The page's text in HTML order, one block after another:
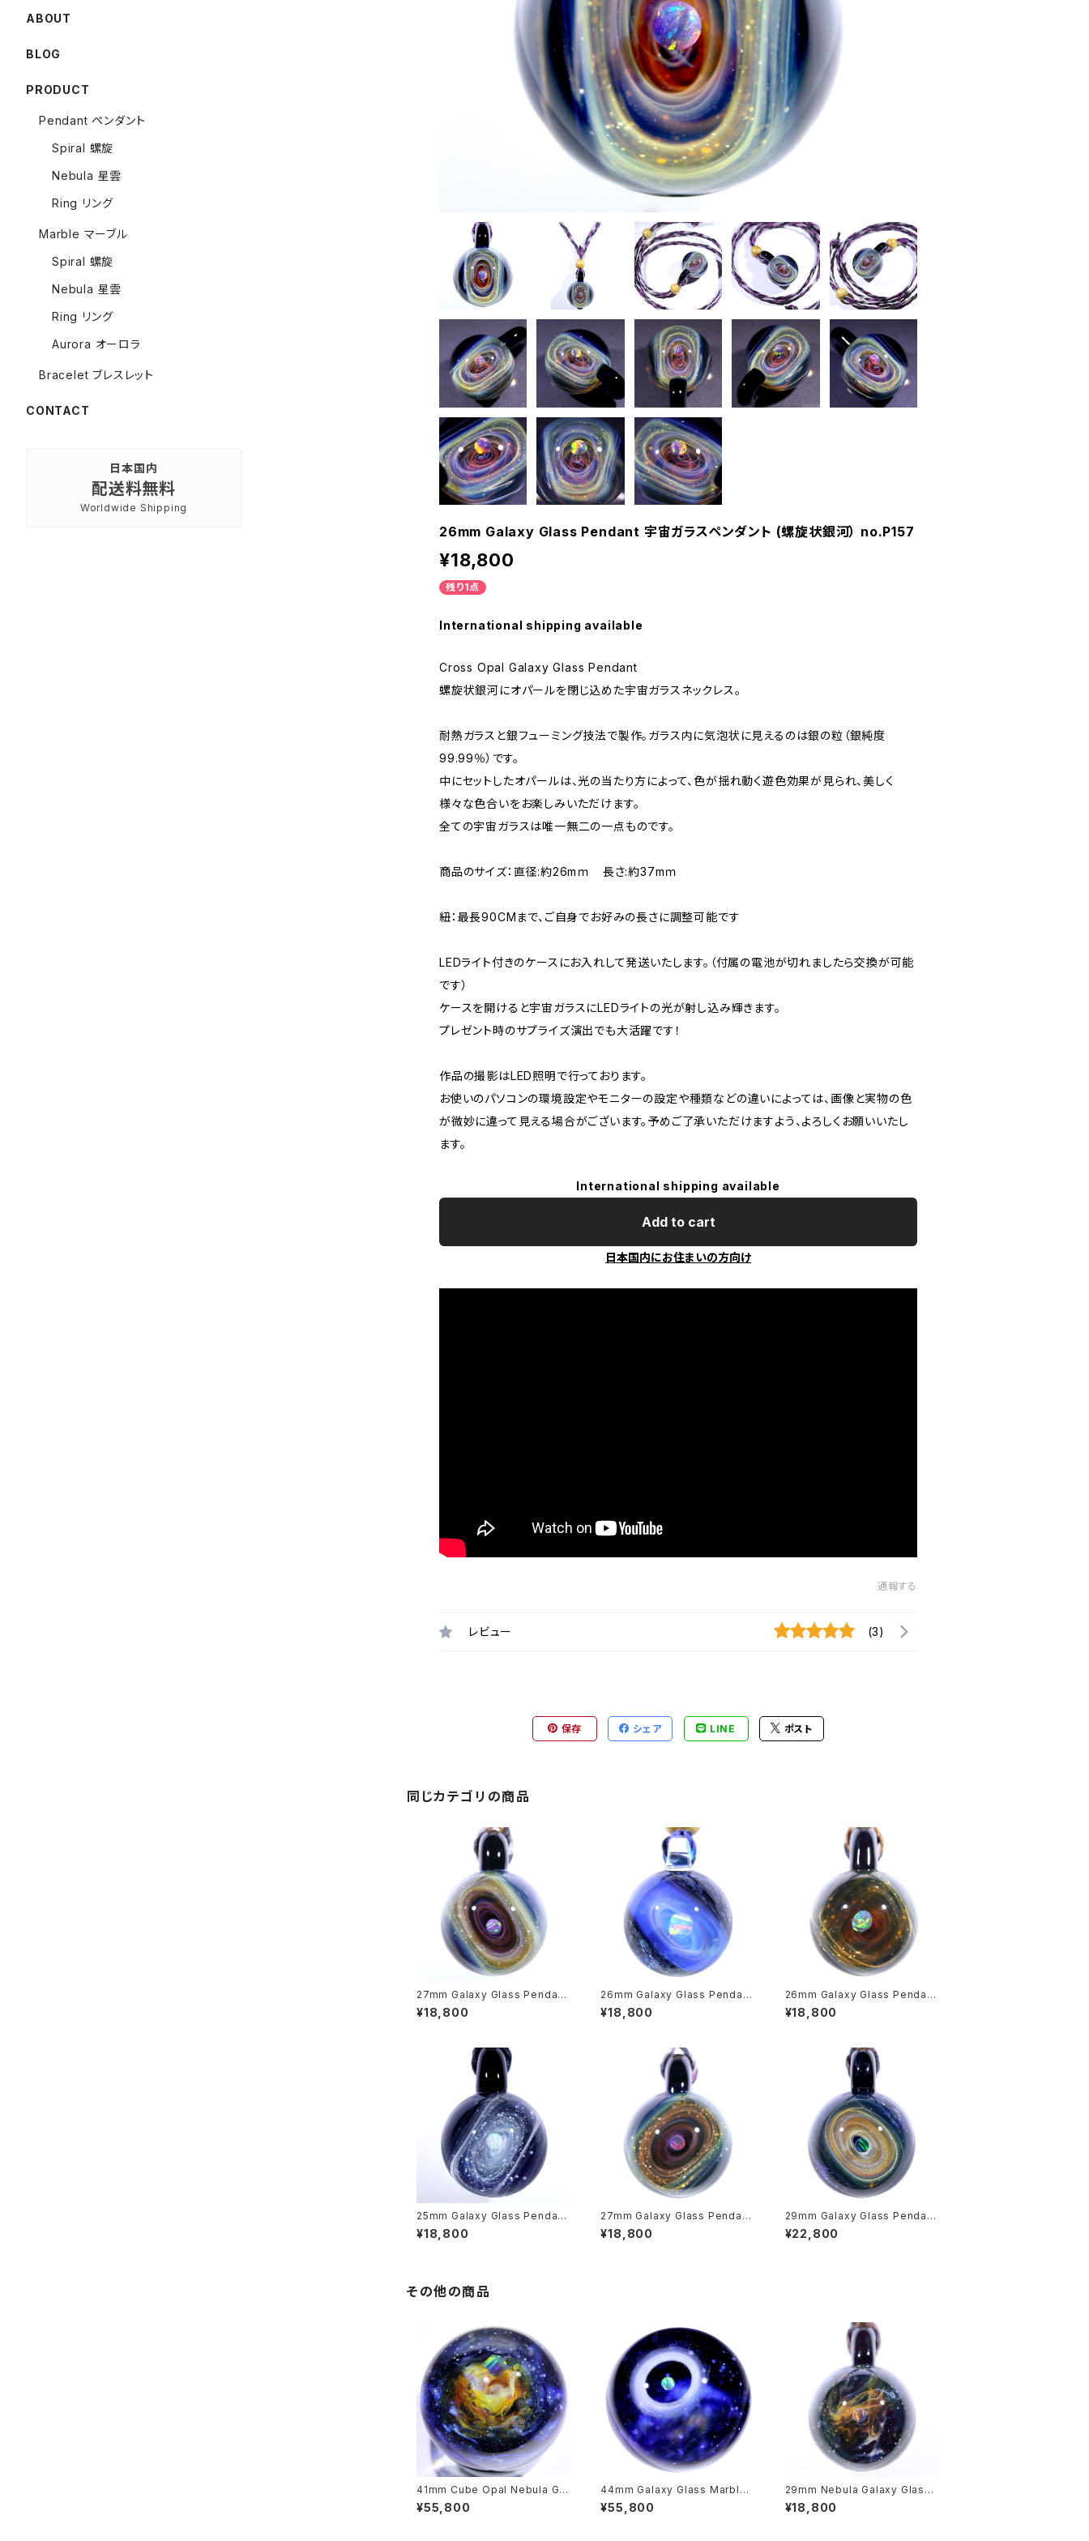
26mm Galaxy Glass Pendant 宇宙ガラスペンダント (螺旋状銀河） no.P157
¥18,800
残り1点
International shipping available
Cross Opal Galaxy Glass Pendant
螺旋状銀河にオパールを閉じ込めた宇宙ガラスネックレス。
耐熱ガラスと銀フューミング技法で製作。ガラス内に気泡状に見えるのは銀の粒（銀純度
99.99％）です。
中にセットしたオパールは、光の当たり方によって、色が揺れ動く遊色効果が見られ、美しく
様々な色合いをお楽しみいただけます。
全ての宇宙ガラスは唯一無二の一点ものです。
商品のサイズ：直径:約26mｍ 長さ:約37mｍ
紐：最長90CMまで、ご自身でお好みの長さに調整可能です
LEDライト付きのケースにお入れして発送いたします。（付属の電池が切れましたら交換が可能
です）
ケースを開けると宇宙ガラスにLEDライトの光が射し込み輝きます。
プレゼント時のサプライズ演出でも大活躍です！
作品の撮影はLED照明で行っております。
お使いのパソコンの環境設定やモニターの設定や種類などの違いによっては、画像と実物の色
が微妙に違って見える場合がございます。予めご了承いただけますよう、よろしくお願いいたし
ます。
International shipping available
Add to cart
日本国内にお住まいの方向け
通報する
レビュー (3)
保存 シェア LINE ポスト
同じカテゴリの商品
27mm Galaxy Glass Pendant
宇宙ガラスペンダント (螺旋状銀
河） no.P166
¥18,800
26mm Galaxy Glass Pendant
宇宙ガラスペンダント (螺旋状銀
河） no.P163
¥18,800
26mm Galaxy Glass Pendant
宇宙ガラスペンダント (螺旋状銀
河） no.P163
¥18,800
25mm Galaxy Glass Pendant
宇宙ガラスペンダント (螺旋状銀
河） no.P161
¥18,800
27mm Galaxy Glass Pendant
宇宙ガラスペンダント (螺旋状銀
河） no.P160
¥18,800
29mm Galaxy Glass Pendant
宇宙ガラスペンダント (螺旋状銀
河） no.P149
¥22,800
その他の商品
41mm Cube Opal Nebula Gal
axy Glass Marble 宇宙ガラスマ
¥55,800
44mm Galaxy Glass Marble
宇宙ガラスマーブル - オブジェ n
o.M250
¥55,800
29mm Nebula Galaxy Glass
Pendant 宇宙ガラスペンダント
(星雲状銀河） no.P153
¥18,800
ABOUT
BLOG
PRODUCT
Pendant ペンダント
Spiral 螺旋
Nebula 星雲
Ring リング
Marble マーブル
Spiral 螺旋
Nebula 星雲
Ring リング
Aurora オーロラ
Bracelet ブレスレット
CONTACT
日本国内
配送料無料
Worldwide Shipping